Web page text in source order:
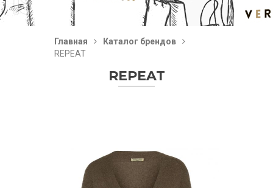
Главная
Каталог брендов
REPEAT
REPEAT